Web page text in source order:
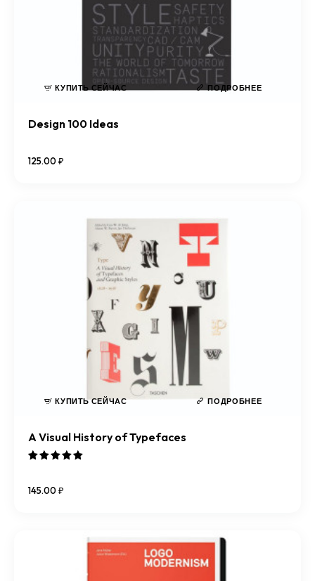
КУПИТЬ СЕЙЧАС ПОДРОБНЕЕ
Design 100 Ideas
125.00₽
КУПИТЬ СЕЙЧАС ПОДРОБНЕЕ
A Visual History of Typefaces
из 5
145.00₽